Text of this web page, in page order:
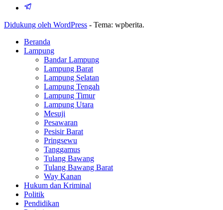
Didukung oleh WordPress - Tema: wpberita.
Beranda
Lampung
Bandar Lampung
Lampung Barat
Lampung Selatan
Lampung Tengah
Lampung Timur
Lampung Utara
Mesuji
Pesawaran
Pesisir Barat
Pringsewu
Tanggamus
Tulang Bawang
Tulang Bawang Barat
Way Kanan
Hukum dan Kriminal
Politik
Pendidikan